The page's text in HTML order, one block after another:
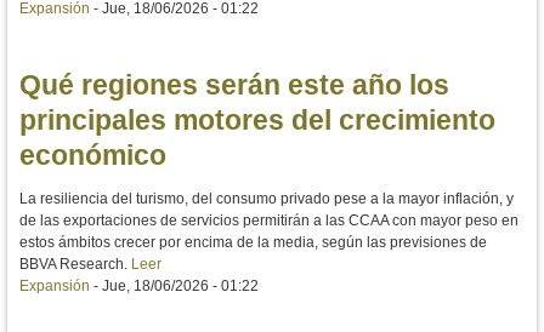
Expansión - Jue, 18/06/2026 - 01:22
Qué regiones serán este año los
principales motores del crecimiento
económico
La resiliencia del turismo, del consumo privado pese a la mayor inflación, y
de las exportaciones de servicios permitirán a las CCAA con mayor peso en
estos ámbitos crecer por encima de la media, según las previsiones de
BBVA Research. Leer
Expansión - Jue, 18/06/2026 - 01:22